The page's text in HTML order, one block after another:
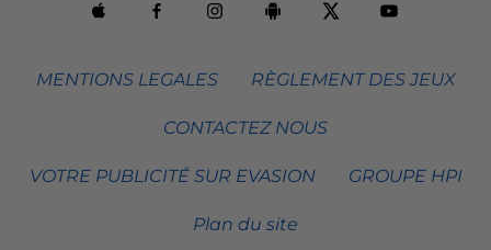
MENTIONS LEGALES RÈGLEMENT DES JEUX
CONTACTEZ NOUS
VOTRE PUBLICITÉ SUR EVASION GROUPE HPI
Plan du site